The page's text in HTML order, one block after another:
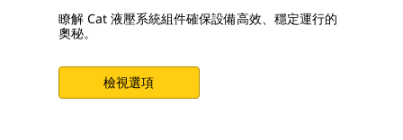
瞭解 Cat 液壓系統組件確保設備高效、穩定運行的
奧秘。
檢視選項